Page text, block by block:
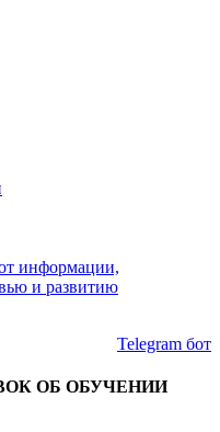
информации,
и развитию
Telegram бот
ОБ ОБУЧЕНИИ